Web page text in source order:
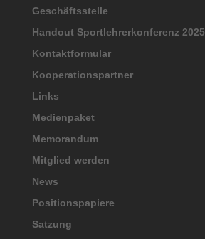
Geschäftsstelle
Handout Sportlehrerkonferenz 2025
Kontaktformular
Kooperationspartner
Links
Medienpaket
Memorandum
Mitglied werden
News
Positionspapiere
Satzung